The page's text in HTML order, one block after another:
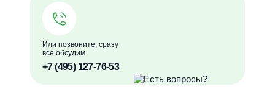
Или позвоните, сразу
все обсудим
+7 (495) 127-76-53